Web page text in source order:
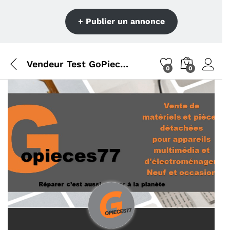
+ Publier un annonce
Vendeur Test GoPieces77 0 0